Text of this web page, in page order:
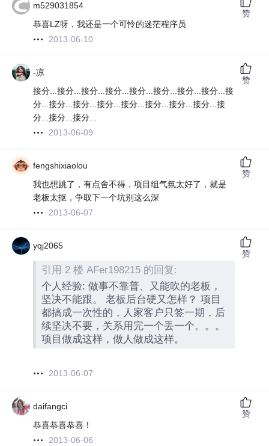
m529031854
恭喜LZ呀，我还是一个可怜的迷茫程序员
2013-06-10
赞
-凉
接分...接分...接分...接分...接分...接分...接分...接分...接
分...接分...接分...接分...接分...接分...接分...接分...接
分...接分...接分...
2013-06-09
赞
fengshixiaolou
我也想跳了，有点舍不得，项目组气氛太好了，就是
老板太抠，争取下一个坑别这么深
2013-06-07
赞
yqj2065
引用 2 楼 AFer198215 的回复:
个人经验: 做事不靠普、又能吹的老板，
坚决不能跟。 老板后台硬又怎样？ 项目
都搞成一次性的，人家客户只签一期，后
续坚决不要，关系用完一个丢一个。。。
项目做成这样，做人做成这样。
2013-06-07
赞
daifangci
恭喜恭喜恭喜！
2013-06-06
赞